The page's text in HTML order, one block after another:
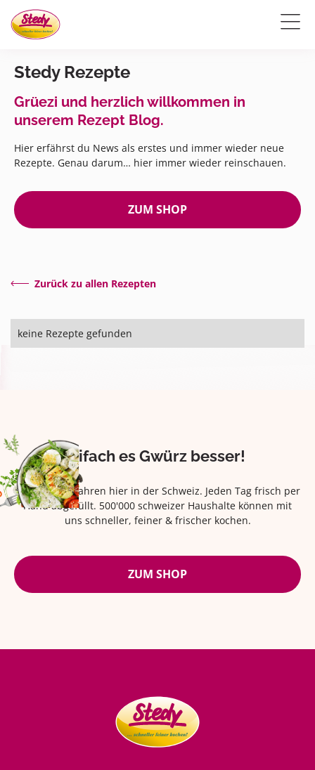
Stedy Rezepte
Grüezi und herzlich willkommen in
unserem Rezept Blog.
Hier erfährst du News als erstes und immer wieder neue
Rezepte. Genau darum… hier immer wieder reinschauen.
ZUM SHOP
Zurück zu allen Rezepten
keine Rezepte gefunden
Eifach es Gwürz besser!
Seit über 42 Jahren hier in der Schweiz. Jeden Tag frisch per
Hand abgefüllt. 500'000 schweizer Haushalte können mit
uns schneller, feiner & frischer kochen.
ZUM SHOP